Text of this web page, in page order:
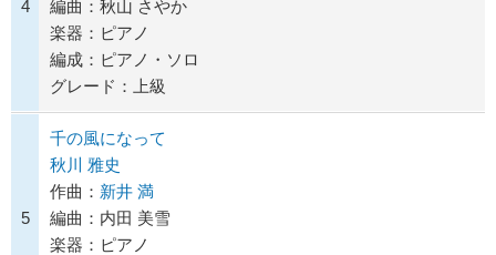
4
編曲：秋山 さやか
楽器：ピアノ
編成：ピアノ・ソロ
グレード：上級
5
千の風になって
秋川 雅史
作曲： 新井 満
編曲：内田 美雪
楽器：ピアノ